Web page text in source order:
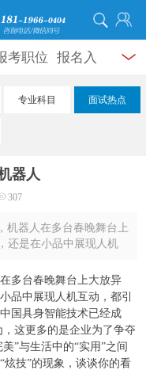
考职位 报名入
录用公示 辅导
专业科目 面试热点
器人
307
器人在多台春晚舞台上
还是在小品中展现人机
...
多台春晚舞台上大放异
品中展现人机互动，都引
国具身智能技术已经成
这更多的是企业为了争夺
”与生活中的“实用”之间
炫技”的现象，谈谈你的看